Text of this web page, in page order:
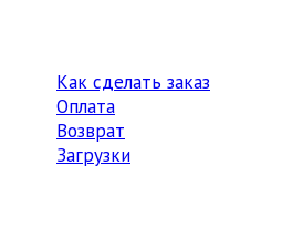
Как сделать заказ
Оплата
Возврат
Загрузки